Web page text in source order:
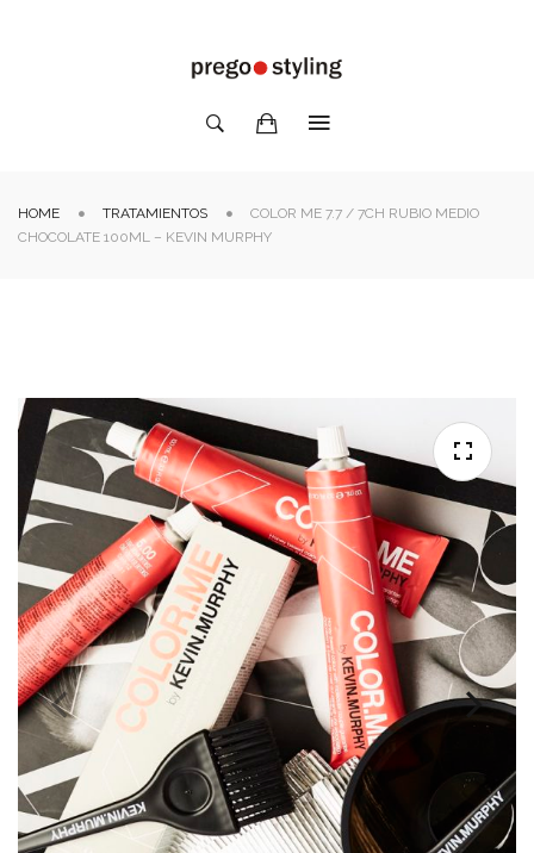
HOME TRATAMIENTOS
COLOR ME 7.7 / 7CH RUBIO MEDIO
CHOCOLATE 100ML – KEVIN MURPHY
🔍